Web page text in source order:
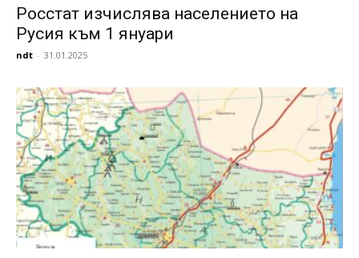
Росстат изчислява населението на
Русия към 1 януари
ndt - 31.01.2025